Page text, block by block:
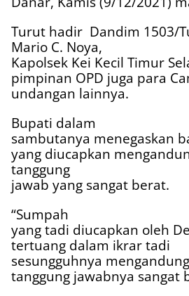
Turut hadir Dandim 1503/
Mario C. Noya,
Kapolsek Kei Kecil Timur
pimpinan OPD juga para
undangan lainnya.
Bupati dalam
sambutanya menegaskan
yang diucapkan
tanggung
jawab yang sangat berat.
“Sumpah
yang tadi diucapkan oleh
tertuang dalam ikrar tadi
sesungguhnya
tanggung jawabnya sangat